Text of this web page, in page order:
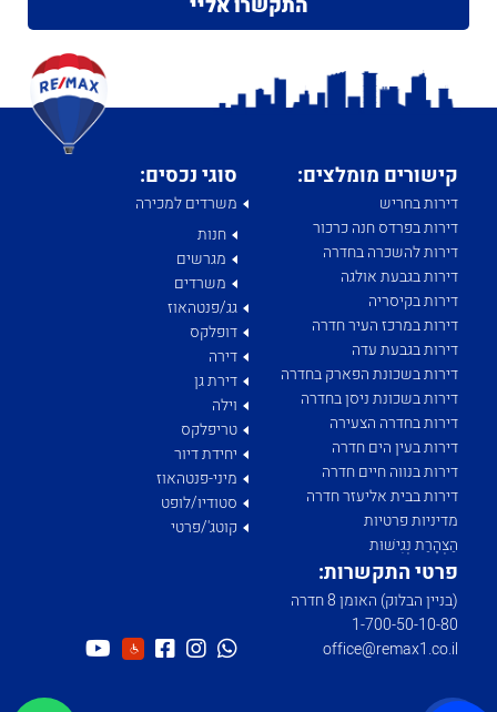
קישורים מומלצים:
דירות בחריש
דירות בפרדס חנה כרכור
דירות להשכרה בחדרה
דירות בגבעת אולגה
דירות בקיסריה
דירות במרכז העיר חדרה
דירות בגבעת עדה
דירות בשכונת הפארק בחדרה
דירות בשכונת ניסן בחדרה
דירות בחדרה הצעירה
דירות בעין הים חדרה
דירות בנווה חיים חדרה
דירות בבית אליעזר חדרה
מדיניות פרטיות
הַצְהָרַת נְגִישׁוּת
סוגי נכסים:
משרדים למכירה
חנות
מגרשים
משרדים
גג/פנטהאוז
דופלקס
דירה
דירת גן
וילה
טריפלקס
יחידת דיור
מיני-פנטהאוז
סטודיו/לופט
קוטג'/פרטי
פרטי התקשרות:
(בניין הבלוק) האומן 8 חדרה
1­-700­-50-­10-­80
office@remax1.co.il